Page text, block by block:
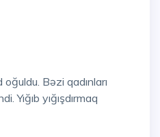
Bəzi qadınları
Yığıb yığışdırmaq